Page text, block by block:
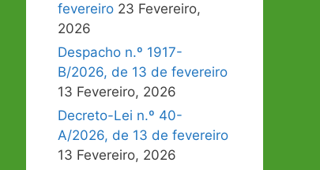
fevereiro 23 Fevereiro,
2026
Despacho n.º 1917-
B/2026, de 13 de fevereiro
13 Fevereiro, 2026
Decreto-Lei n.º 40-
A/2026, de 13 de fevereiro
13 Fevereiro, 2026